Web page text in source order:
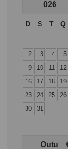
026
D S T Q
2
3 4 5
9
10 11 12
16
17 18 19
23
24 25 26
30
31
Outu